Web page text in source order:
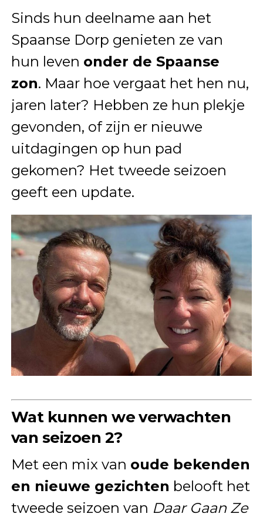
Sinds hun deelname aan het
Spaanse Dorp genieten ze van
hun leven onder de Spaanse
zon. Maar hoe vergaat het hen nu,
jaren later? Hebben ze hun plekje
gevonden, of zijn er nieuwe
uitdagingen op hun pad
gekomen? Het tweede seizoen
geeft een update.
Wat kunnen we verwachten
van seizoen 2?
Met een mix van oude bekenden
en nieuwe gezichten belooft het
tweede seizoen van Daar Gaan Ze